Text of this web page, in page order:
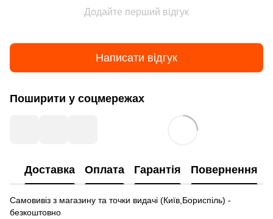
Додайте перший відгук
Написати відгук
Поширити у соцмережах
Доставка Оплата Гарантія Повернення
Самовивіз з магазину та точки видачі (Київ,Бориспіль) -
безкоштовно